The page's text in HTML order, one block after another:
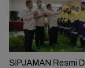
SIPJAMAN Resmi